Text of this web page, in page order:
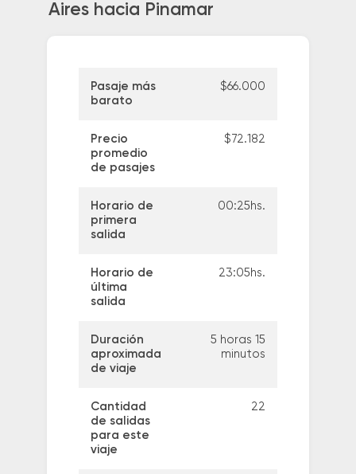
Aires hacia Pinamar
Pasaje más
barato
$66.000
Precio
promedio
de pasajes
$72.182
Horario de
primera
salida
00:25hs.
Horario de
última
salida
23:05hs.
Duración
aproximada
de viaje
5 horas 15
minutos
Cantidad
de salidas
para este
viaje
22